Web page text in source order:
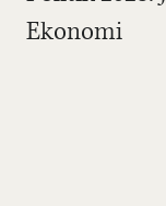
Ekonomi